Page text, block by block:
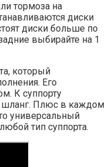
тормоза на
диски
диски больше по
выбирайте на 1
который
Его
К суппорту
шланг. Плюс в каждом
универсальный
тип суппорта.